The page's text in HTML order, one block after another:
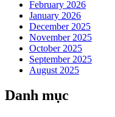
February 2026
January 2026
December 2025
November 2025
October 2025
September 2025
August 2025
Danh mục